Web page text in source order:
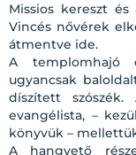
Missios kereszt
Vincés nővérek
átmentve ide.
A templomhajó
ugyancsak
díszített
evangélista, –
könyvük –
A hangvető